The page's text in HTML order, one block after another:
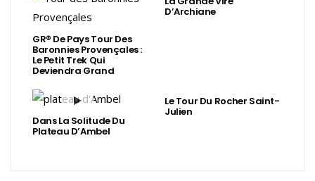
GR® De Pays Tour Des
Baronnies Provençales :
Le Petit Trek Qui
Deviendra Grand
D’Archiane
Dans La Solitude Du
Plateau D’Ambel
Le Tour Du Rocher Saint-
Julien